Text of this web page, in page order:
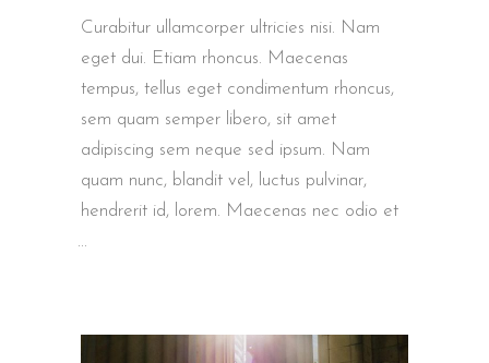
Curabitur ullamcorper ultricies nisi. Nam
eget dui. Etiam rhoncus. Maecenas
tempus, tellus eget condimentum rhoncus,
sem quam semper libero, sit amet
adipiscing sem neque sed ipsum. Nam
quam nunc, blandit vel, luctus pulvinar,
hendrerit id, lorem. Maecenas nec odio et